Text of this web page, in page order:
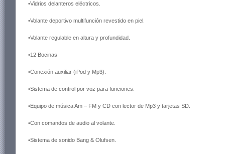
•Vidrios delanteros eléctricos.
•Volante deportivo multifunción revestido en piel.
•Volante regulable en altura y profundidad.
•12 Bocinas
•Conexión auxiliar (iPod y Mp3).
•Sistema de control por voz para funciones.
•Equipo de música Am – FM y CD con lector de Mp3 y tarjetas SD.
•Con comandos de audio al volante.
•Sistema de sonido Bang & Olufsen.